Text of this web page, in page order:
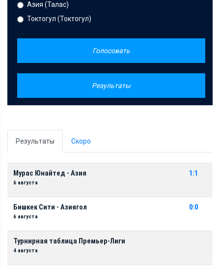
Азия (Талас)
Токтогул (Токтогул)
Голосовать
Результаты
Результаты Скоро
Мурас Юнайтед - Азия
6 августа
1:1
Бишкек Сити - Азиягол
6 августа
0:0
Турнирная таблица Премьер-Лиги
4 августа